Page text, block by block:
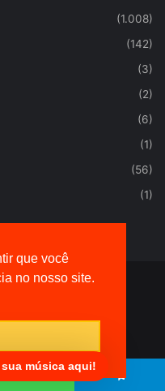
que você
no nosso site.
música aqui!
(1.008)
(142)
(3)
(2)
(6)
(1)
(56)
(1)